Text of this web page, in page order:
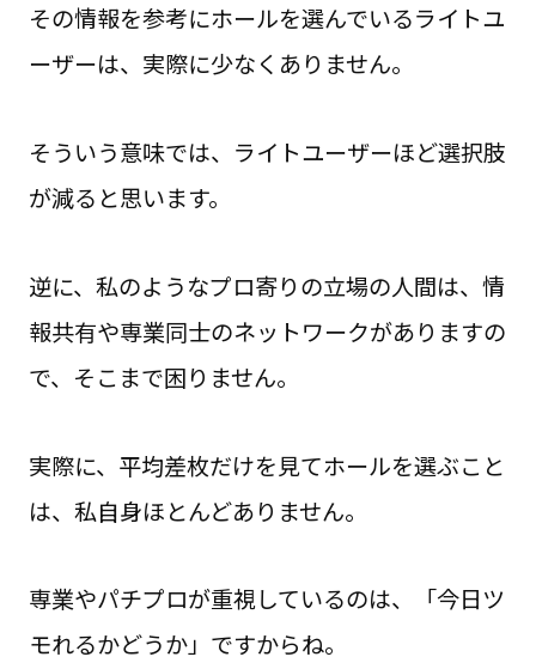
その情報を参考にホールを選んでいるライトユ
ーザーは、実際に少なくありません。
そういう意味では、ライトユーザーほど選択肢
が減ると思います。
逆に、私のようなプロ寄りの立場の人間は、情
報共有や専業同士のネットワークがありますの
で、そこまで困りません。
実際に、平均差枚だけを見てホールを選ぶこと
は、私自身ほとんどありません。
専業やパチプロが重視しているのは、「今日ツ
モれるかどうか」ですからね。